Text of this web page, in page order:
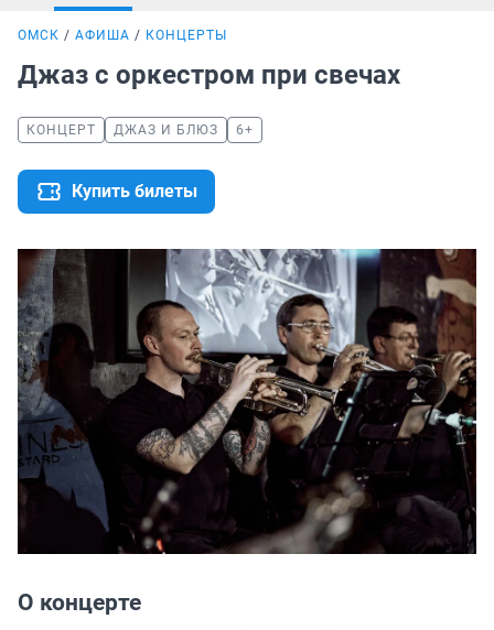
ОМСК АФИША КОНЦЕРТЫ
Джаз с оркестром при свечах
КОНЦЕРТ ДЖАЗ И БЛЮЗ 6+
Купить билеты
О концерте